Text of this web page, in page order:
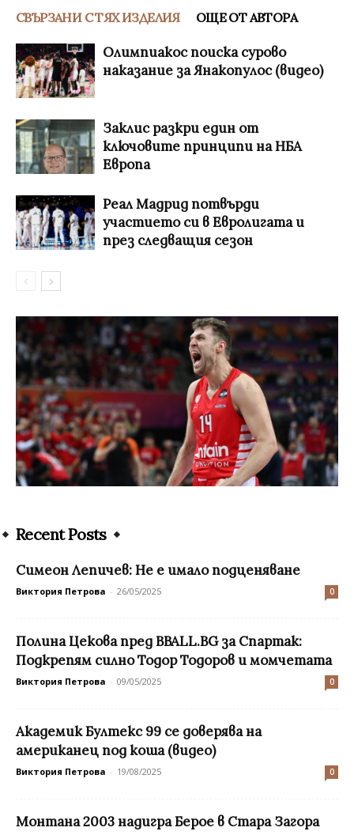
СВЪРЗАНИ С ТЯХ ИЗДЕЛИЯ ОЩЕ ОТ АВТОРА
Олимпиакос поиска сурово
наказание за Янакопулос (видео)
Заклис разкри един от
ключовите принципи на НБА
Европа
Реал Мадрид потвърди
участието си в Евролигата и
през следващия сезон
Recent Posts
Симеон Лепичев: Не е имало подценяване
Виктория Петрова - 26/05/2025 0
Полина Цекова пред BBALL.BG за Спартак:
Подкрепям силно Тодор Тодоров и момчетата
Виктория Петрова - 09/05/2025 0
Академик Бултекс 99 се доверява на
американец под коша (видео)
Виктория Петрова - 19/08/2025 0
Монтана 2003 надигра Берое в Стара Загора